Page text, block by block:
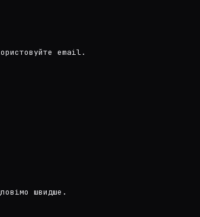
email.
швидше.